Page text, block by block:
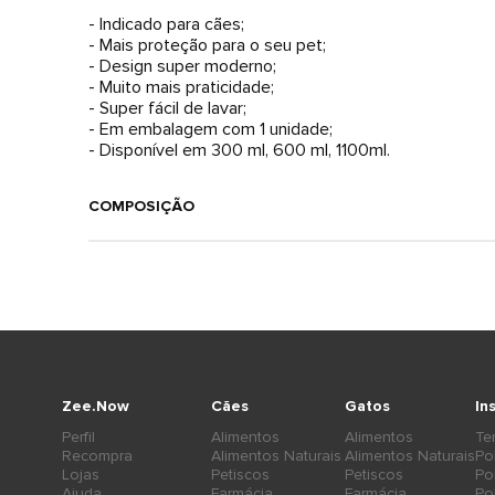
- Indicado para cães;
- Mais proteção para o seu pet;
- Design super moderno;
- Muito mais praticidade;
- Super fácil de lavar;
- Em embalagem com 1 unidade;
- Disponível em 300 ml, 600 ml, 1100ml.
COMPOSIÇÃO
Cães
Alimentos
Alimentos Naturais
Petiscos
Gatos
Alimentos
Alimentos Naturais
Petiscos
Zee.Now
Perfil
Recompra
Lojas